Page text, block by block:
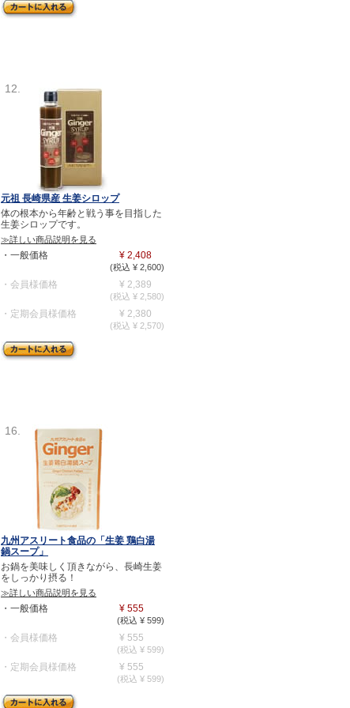
12.
元祖 長崎県産 生姜シロップ
体の根本から年齢と戦う事を目指した
生姜シロップです。
≫詳しい商品説明を見る
・一般価格 ¥ 2,408
(税込 ¥ 2,600)
・会員様価格 ¥ 2,389
(税込 ¥ 2,580)
・定期会員様価格 ¥ 2,380
(税込 ¥ 2,570)
16.
九州アスリート食品の「生姜 鶏白湯
鍋スープ」
お鍋を美味しく頂きながら、長崎生姜
をしっかり摂る！
≫詳しい商品説明を見る
・一般価格 ¥ 555
(税込 ¥ 599)
・会員様価格 ¥ 555
(税込 ¥ 599)
・定期会員様価格 ¥ 555
(税込 ¥ 599)